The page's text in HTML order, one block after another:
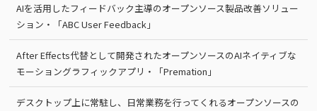
AIを活用したフィードバック主導のオープンソース製品改善ソリュー
ション・「ABC User Feedback」
After Effects代替として開発されたオープンソースのAIネイティブな
モーショングラフィックアプリ・「Premation」
デスクトップ上に常駐し、日常業務を行ってくれるオープンソースの